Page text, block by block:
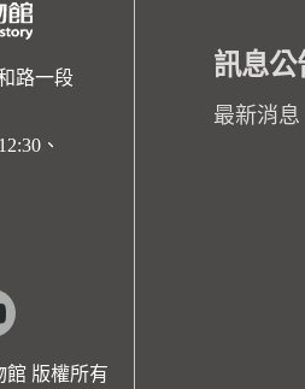
路一段
、
youtube
館 版權所有
訊息公
最新消息